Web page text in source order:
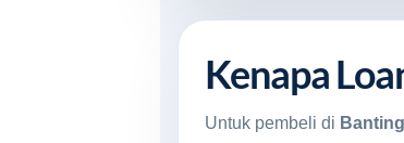
Kenapa
Untuk pembeli di Banting